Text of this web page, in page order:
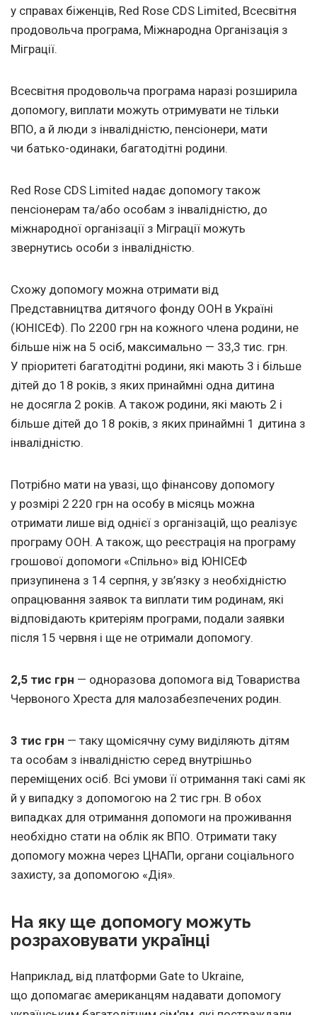
у справах біженців, Red Rose CDS Limited, Всесвітня
продовольча програма, Міжнародна Організація з
Міграції.
Всесвітня продовольча програма наразі розширила
допомогу, виплати можуть отримувати не тільки
ВПО, а й люди з інвалідністю, пенсіонери, мати
чи батько-одинаки, багатодітні родини.
Red Rose CDS Limited надає допомогу також
пенсіонерам та/або особам з інвалідністю, до
міжнародної організації з Міграції можуть
звернутись особи з інвалідністю.
Схожу допомогу можна отримати від
Представництва дитячого фонду ООН в Україні
(ЮНІСЕФ). По 2200 грн на кожного члена родини, не
більше ніж на 5 осіб, максимально — 33,3 тис. грн.
У пріоритеті багатодітні родини, які мають 3 і більше
дітей до 18 років, з яких принаймні одна дитина
не досягла 2 років. А також родини, які мають 2 і
більше дітей до 18 років, з яких принаймні 1 дитина з
інвалідністю.
Потрібно мати на увазі, що фінансову допомогу
у розмірі 2 220 грн на особу в місяць можна
отримати лише від однієї з організацій, що реалізує
програму ООН. А також, що реєстрація на програму
грошової допомоги «Спільно» від ЮНІСЕФ
призупинена з 14 серпня, у зв’язку з необхідністю
опрацювання заявок та виплати тим родинам, які
відповідають критеріям програми, подали заявки
після 15 червня і ще не отримали допомогу.
2,5 тис грн — одноразова допомога від Товариства
Червоного Хреста для малозабезпечених родин.
3 тис грн — таку щомісячну суму виділяють дітям
та особам з інвалідністю серед внутрішньо
переміщених осіб. Всі умови її отримання такі самі як
й у випадку з допомогою на 2 тис грн. В обох
випадках для отримання допомоги на проживання
необхідно стати на облік як ВПО. Отримати таку
допомогу можна через ЦНАПи, органи соціального
захисту, за допомогою «Дія».
На яку ще допомогу можуть
розраховувати українці
Наприклад, від платформи Gate to Ukraine,
що допомагає американцям надавати допомогу